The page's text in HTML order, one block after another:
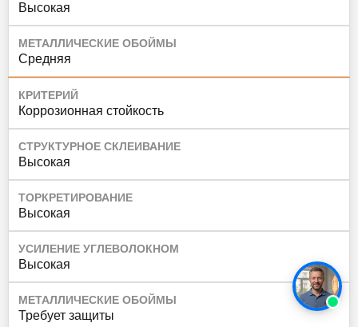
Высокая
МЕТАЛЛИЧЕСКИЕ ОБОЙМЫ
Средняя
КРИТЕРИЙ
Коррозионная стойкость
СТРУКТУРНОЕ СКЛЕИВАНИЕ
Высокая
ТОРКРЕТИРОВАНИЕ
Высокая
УСИЛЕНИЕ УГЛЕВОЛОКНОМ
Высокая
МЕТАЛЛИЧЕСКИЕ ОБОЙМЫ
Требует защиты